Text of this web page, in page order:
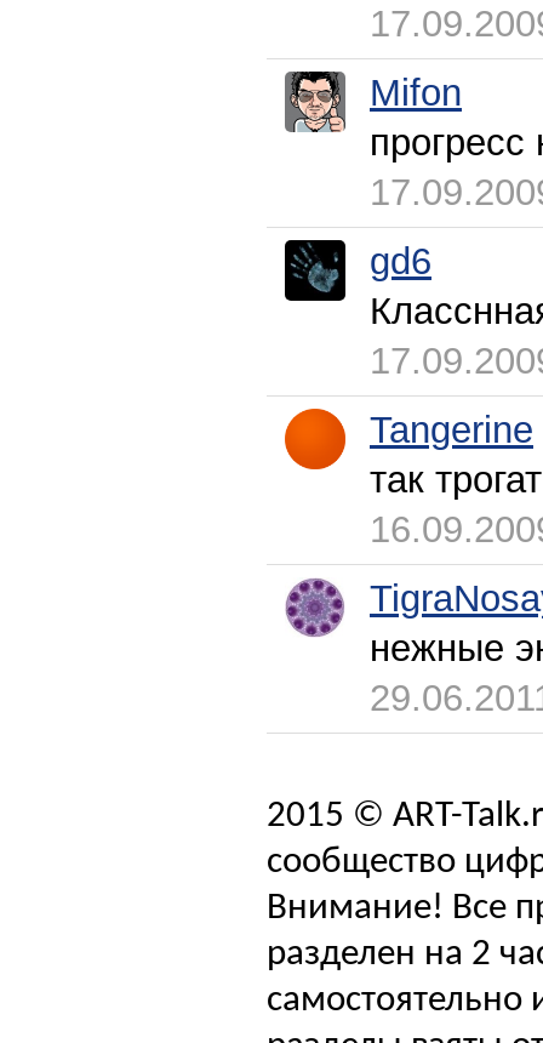
Mifon
gd6
Tangerine
так
нежные
2015 © ART-
сообщество
Внимание! Все
разделен на 2
самостоятельно